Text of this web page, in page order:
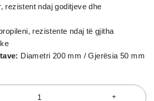
rezistent ndaj goditjeve dhe
rezistente ndaj të gjitha
Diametri 200 mm / Gjerësia 50 mm